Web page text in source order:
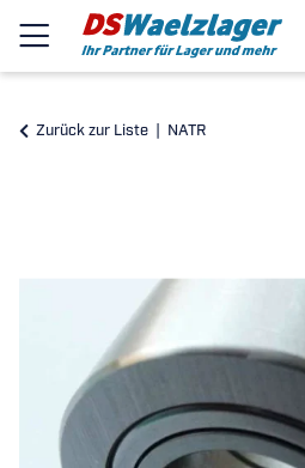
Zurück zur Liste NATR